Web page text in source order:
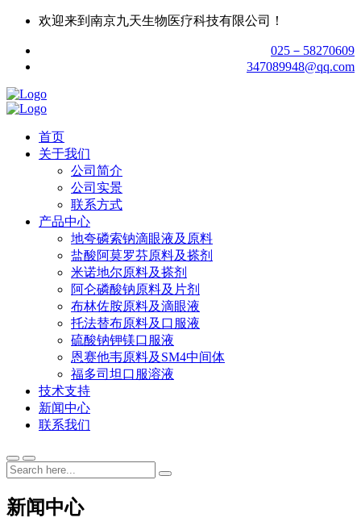
欢迎来到南京九天生物医疗科技有限公司！
025－58270609
347089948@qq.com
首页
关于我们
公司简介
公司实景
联系方式
产品中心
地夸磷索钠滴眼液及原料
盐酸阿莫罗芬原料及搽剂
米诺地尔原料及搽剂
阿仑磷酸钠原料及片剂
布林佐胺原料及滴眼液
托法替布原料及口服液
硫酸钠钾镁口服液
恩赛他韦原料及SM4中间体
福多司坦口服溶液
技术支持
新闻中心
联系我们
新闻中心